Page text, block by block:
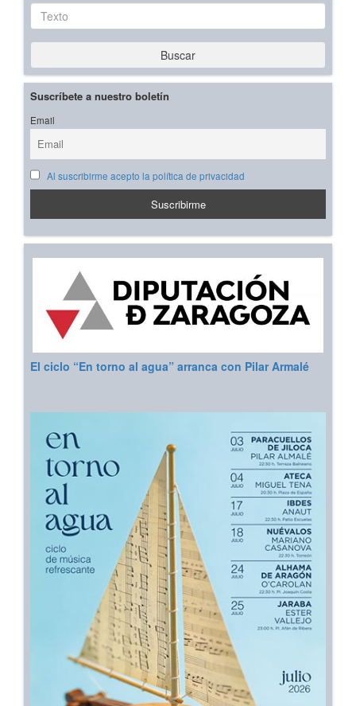
Texto
Buscar
Suscríbete a nuestro boletín
Email
Al suscribirme acepto la política de privacidad
El ciclo “En torno al agua” arranca con Pilar Armalé